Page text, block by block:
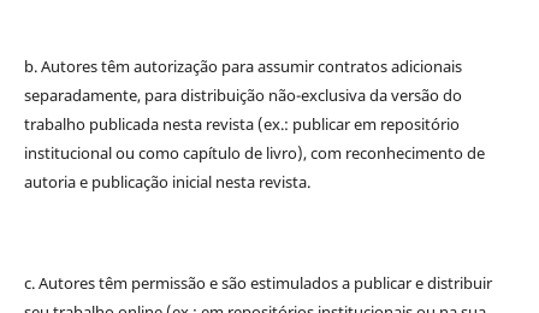
b. Autores têm autorização para assumir contratos adicionais
separadamente, para distribuição não-exclusiva da versão do
trabalho publicada nesta revista (ex.: publicar em repositório
institucional ou como capítulo de livro), com reconhecimento de
autoria e publicação inicial nesta revista.
c. Autores têm permissão e são estimulados a publicar e distribuir